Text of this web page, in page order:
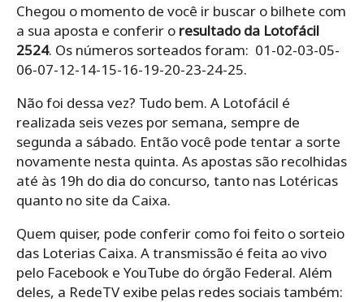
Chegou o momento de você ir buscar o bilhete com
a sua aposta e conferir o resultado da Lotofácil
2524. Os números sorteados foram: 01-02-03-05-
06-07-12-14-15-16-19-20-23-24-25.
Não foi dessa vez? Tudo bem. A Lotofácil é
realizada seis vezes por semana, sempre de
segunda a sábado. Então você pode tentar a sorte
novamente nesta quinta. As apostas são recolhidas
até às 19h do dia do concurso, tanto nas Lotéricas
quanto no site da Caixa.
Quem quiser, pode conferir como foi feito o sorteio
das Loterias Caixa. A transmissão é feita ao vivo
pelo Facebook e YouTube do órgão Federal. Além
deles, a RedeTV exibe pelas redes sociais também: